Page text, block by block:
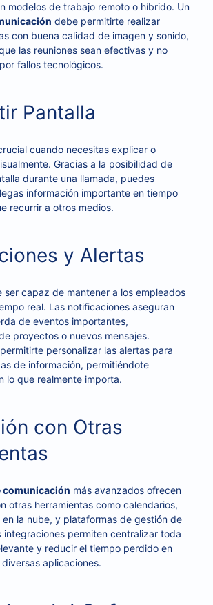
modelos de trabajo remoto o híbrido. Un
debe permitirte realizar
con buena calidad de imagen y sonido,
las reuniones sean efectivas y no
fallos tecnológicos.
Pantalla
cuando necesitas explicar o
Gracias a la posibilidad de
durante una llamada, puedes
información importante en tiempo
recurrir a otros medios.
y Alertas
ser capaz de mantener a los empleados
real. Las notificaciones aseguran
de eventos importantes,
proyectos o nuevos mensajes.
personalizar las alertas para
de información, permitiéndote
lo que realmente importa.
con Otras
comunicación más avanzados ofrecen
otras herramientas como calendarios,
en la nube, y plataformas de gestión de
integraciones permiten centralizar toda
y reducir el tiempo perdido en
aplicaciones.